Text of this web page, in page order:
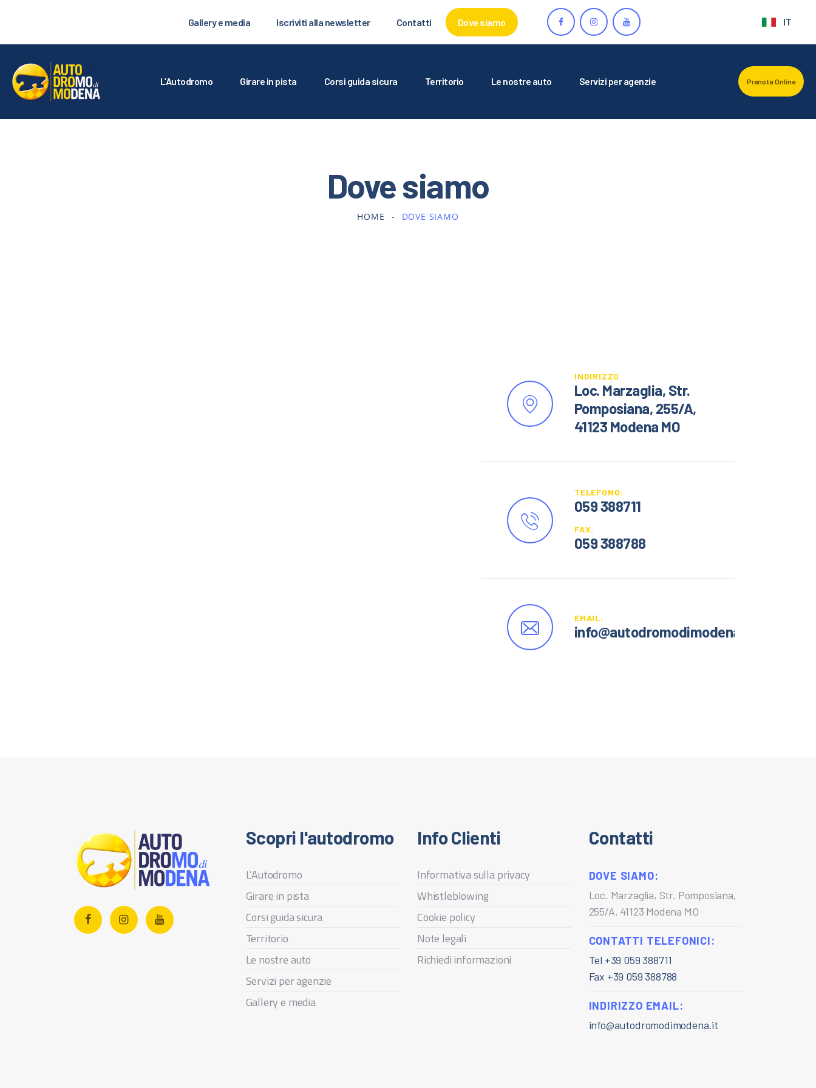
Gallery e media Iscriviti alla newsletter Contatti Dove siamo IT
L’Autodromo Girare in pista Corsi guida sicura Territorio Le nostre auto Servizi per agenzie Prenota Online
L’AUTODROMO
GIRARE IN PISTA
CORSI GUIDA SICURA
TERRITORIO
SERVIZI PER AGENZIE
GALLERY E MEDIA
Dove siamo
HOME DOVE SIAMO
INDIRIZZO
Loc. Marzaglia, Str.
Pomposiana, 255/A,
41123 Modena MO
TELEFONO:
059 388711
FAX:
059 388788
EMAIL:
info@autodromodimodena.it
Scopri l'autodromo
L’Autodromo
Girare in pista
Corsi guida sicura
Territorio
Le nostre auto
Servizi per agenzie
Gallery e media
Info Clienti
Informativa sulla privacy
Whistleblowing
Cookie policy
Note legali
Richiedi informazioni
Contatti
DOVE SIAMO:
Loc. Marzaglia, Str. Pomposiana,
255/A, 41123 Modena MO
CONTATTI TELEFONICI:
Tel +39 059 388711
Fax +39 059 388788
INDIRIZZO EMAIL:
info@autodromodimodena.it